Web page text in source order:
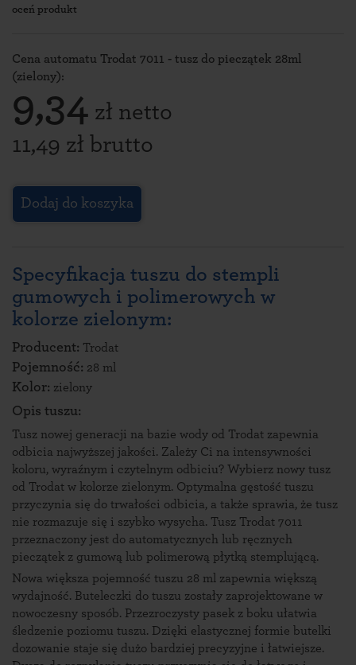
oceń produkt
Cena automatu Trodat 7011 - tusz do pieczątek 28ml
(zielony):
9,34 zł netto
11,49 zł brutto
Dodaj do koszyka
Specyfikacja tuszu do stempli
gumowych i polimerowych w
kolorze zielonym:
Producent: Trodat
Pojemność: 28 ml
Kolor: zielony
Opis tuszu:
Tusz nowej generacji na bazie wody od Trodat zapewnia
odbicia najwyższej jakości. Zależy Ci na intensywności
koloru, wyraźnym i czytelnym odbiciu? Wybierz nowy tusz
od Trodat w kolorze zielonym. Optymalna gęstość tuszu
przyczynia się do trwałości odbicia, a także sprawia, że tusz
nie rozmazuje się i szybko wysycha. Tusz Trodat 7011
przeznaczony jest do automatycznych lub ręcznych
pieczątek z gumową lub polimerową płytką stemplującą.
Nowa większa pojemność tuszu 28 ml zapewnia większą
wydajność. Buteleczki do tuszu zostały zaprojektowane w
nowoczesny sposób. Przezroczysty pasek z boku ułatwia
śledzenie poziomu tuszu. Dzięki elastycznej formie butelki
dozowanie staje się dużo bardziej precyzyjne i łatwiejsze.